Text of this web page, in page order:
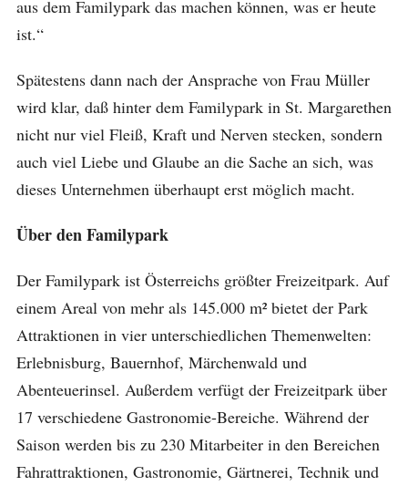
aus dem Familypark das machen können, was er heute
ist.“
Spätestens dann nach der Ansprache von Frau Müller
wird klar, daß hinter dem Familypark in St. Margarethen
nicht nur viel Fleiß, Kraft und Nerven stecken, sondern
auch viel Liebe und Glaube an die Sache an sich, was
dieses Unternehmen überhaupt erst möglich macht.
Über den Familypark
Der Familypark ist Österreichs größter Freizeitpark. Auf
einem Areal von mehr als 145.000 m² bietet der Park
Attraktionen in vier unterschiedlichen Themenwelten:
Erlebnisburg, Bauernhof, Märchenwald und
Abenteuerinsel. Außerdem verfügt der Freizeitpark über
17 verschiedene Gastronomie-Bereiche. Während der
Saison werden bis zu 230 Mitarbeiter in den Bereichen
Fahrattraktionen, Gastronomie, Gärtnerei, Technik und